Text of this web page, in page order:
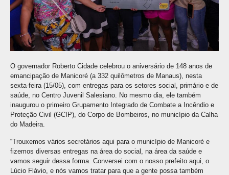
O governador Roberto Cidade celebrou o aniversário de 148 anos de
emancipação de Manicoré (a 332 quilômetros de Manaus), nesta
sexta-feira (15/05), com entregas para os setores social, primário e de
saúde, no Centro Juvenil Salesiano. No mesmo dia, ele também
inaugurou o primeiro Grupamento Integrado de Combate a Incêndio e
Proteção Civil (GCIP), do Corpo de Bombeiros, no município da Calha
do Madeira.
“Trouxemos vários secretários aqui para o município de Manicoré e
fizemos diversas entregas na área do social, na área da saúde e
vamos seguir dessa forma. Conversei com o nosso prefeito aqui, o
Lúcio Flávio, e nós vamos tratar para que a gente possa também